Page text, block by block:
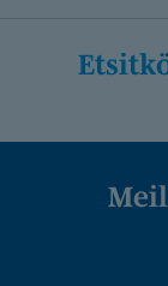
Etsitkö sopivaa kuntoutusta